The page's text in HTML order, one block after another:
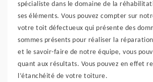
spécialiste dans le domaine de la
ses éléments. Vous pouvez compter sur
votre toit défectueux qui présente des
sommes présents pour réaliser la
et le savoir-faire de notre équipe, vous
quant aux résultats. Vous pouvez en effet
l’étanchéité de votre toiture.